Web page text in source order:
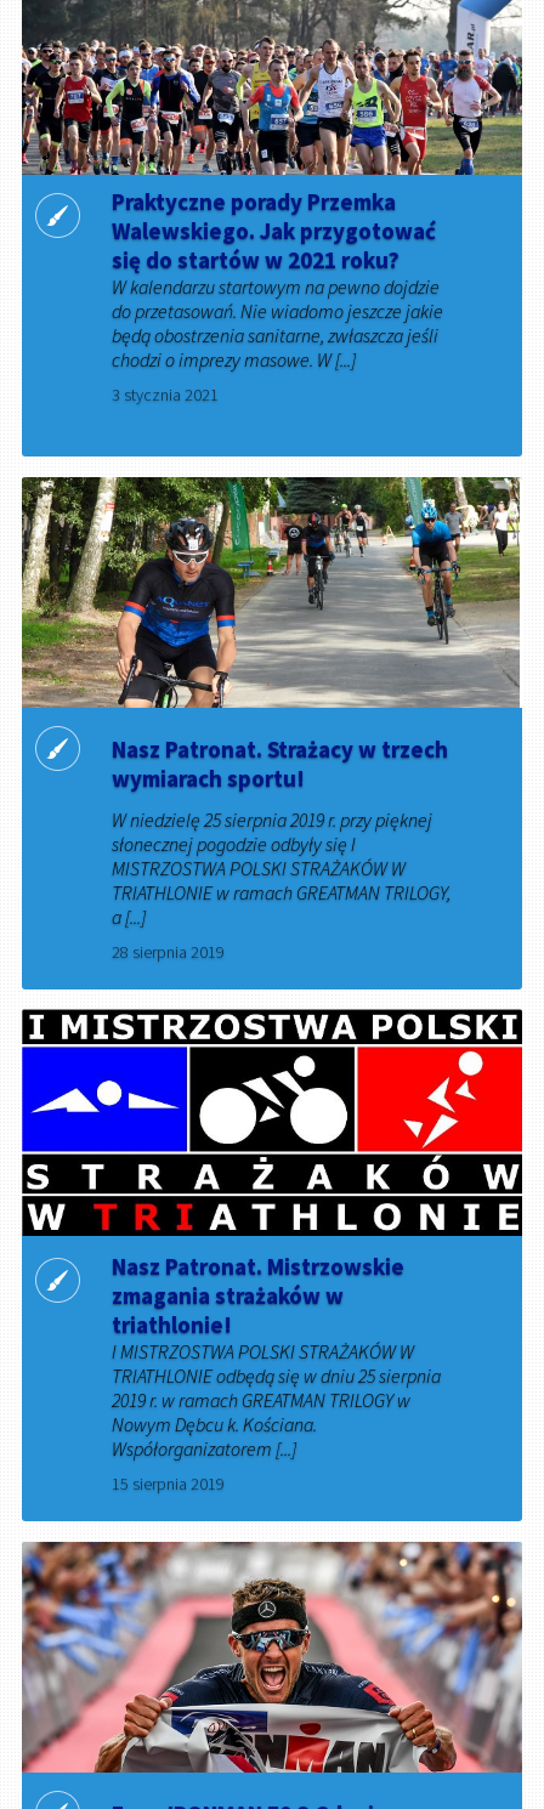
Praktyczne porady Przemka
Walewskiego. Jak przygotować
się do startów w 2021 roku?
W kalendarzu startowym na pewno dojdzie
do przetasowań. Nie wiadomo jeszcze jakie
będą obostrzenia sanitarne, zwłaszcza jeśli
chodzi o imprezy masowe. W [...]
3 stycznia 2021
Nasz Patronat. Strażacy w trzech
wymiarach sportu!
W niedzielę 25 sierpnia 2019 r. przy pięknej
słonecznej pogodzie odbyły się I
MISTRZOSTWA POLSKI STRAŻAKÓW W
TRIATHLONIE w ramach GREATMAN TRILOGY,
a [...]
28 sierpnia 2019
Nasz Patronat. Mistrzowskie
zmagania strażaków w
triathlonie!
I MISTRZOSTWA POLSKI STRAŻAKÓW W
TRIATHLONIE odbędą się w dniu 25 sierpnia
2019 r. w ramach GREATMAN TRILOGY w
Nowym Dębcu k. Kościana.
Współorganizatorem [...]
15 sierpnia 2019